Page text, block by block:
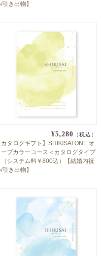
引き出物】
¥5,280 （税込）
カタログギフト】SHIKISAI ONE オ
ーブカラーコース＜カタログタイプ
（システム料￥800込）【結婚内祝
引き出物】